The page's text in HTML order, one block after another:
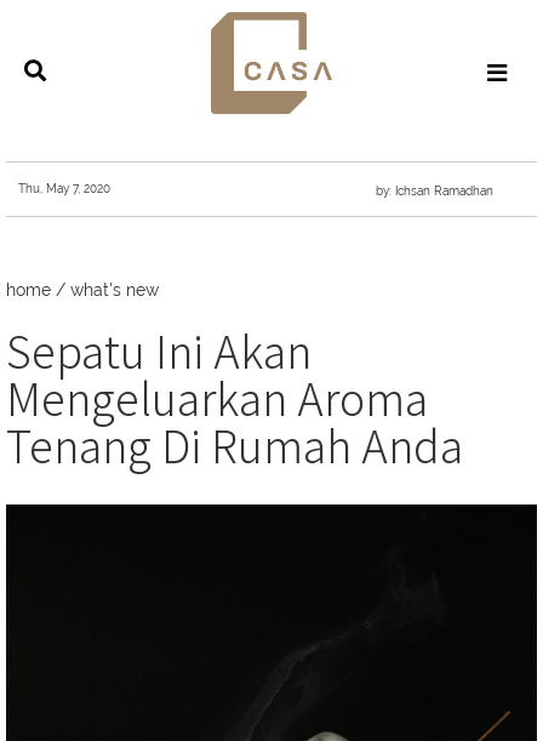
Thu, May 7, 2020 by: Ichsan Ramadhan
home / what's new
Sepatu Ini Akan
Mengeluarkan Aroma
Tenang Di Rumah Anda